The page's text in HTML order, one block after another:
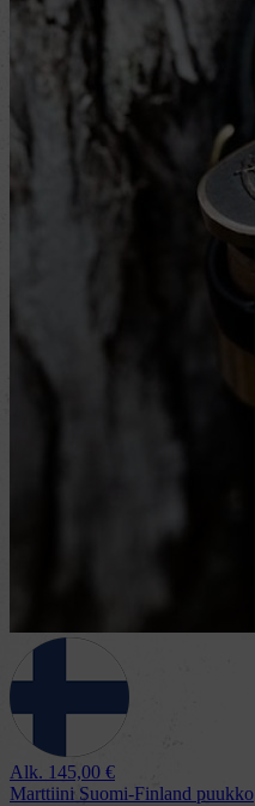
Alk. 145,00 €
Marttiini Suomi-Finland puukko